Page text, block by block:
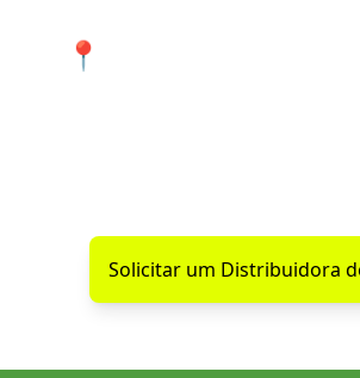
📍 Atendimento 24
Solicitar um Distribuidora